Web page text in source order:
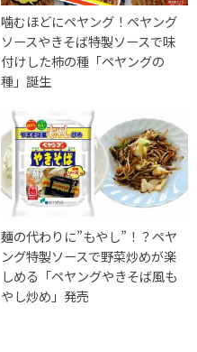
噛むほどにペヤング！ペヤング
ソースやきそば特製ソースで味
付けした柿の種「ペヤングの
種」誕生
麺の代わりに”もやし”！？ペヤ
ング特製ソースで野菜炒めが楽
しめる「ペヤングやきそば風も
やし炒め」発売